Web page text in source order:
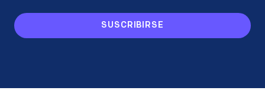
SUSCRIBIRSE